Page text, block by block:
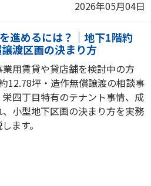
2026年05月04日
進めるには？｜地下1階約
渡区画の決まり方
用賃貸や貸店舗を検討中の方
12.78坪・造作無償譲渡の相談事
四丁目特有のテナント事情、成
小型地下区画の決まり方を実務
ます。